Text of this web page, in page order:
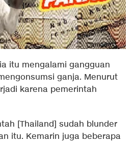
itu mengalami gangguan
ganja. Menurut
karena pemerintah
[Thailand] sudah blunder
itu. Kemarin juga beberapa